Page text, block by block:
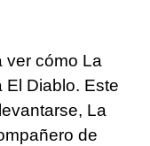
ver cómo La
El Diablo. Este
La
de